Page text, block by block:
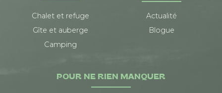
Chalet et refuge
Gîte et auberge
Camping
Actualité
Blogue
POUR NE RIEN MANQUER